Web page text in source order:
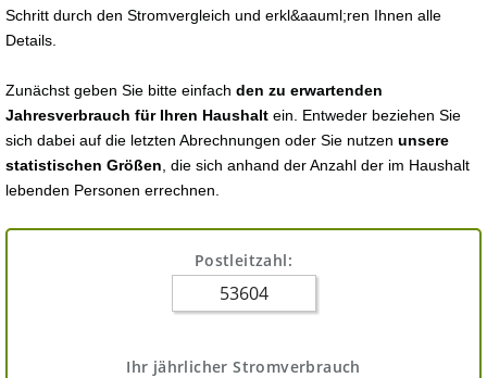
Schritt durch den Stromvergleich und erkl&aauml;ren Ihnen alle
Details.
Zunächst geben Sie bitte einfach den zu erwartenden
Jahresverbrauch für Ihren Haushalt ein. Entweder beziehen Sie
sich dabei auf die letzten Abrechnungen oder Sie nutzen unsere
statistischen Größen , die sich anhand der Anzahl der im Haushalt
lebenden Personen errechnen.
Postleitzahl:
Ihr jährlicher Stromverbrauch